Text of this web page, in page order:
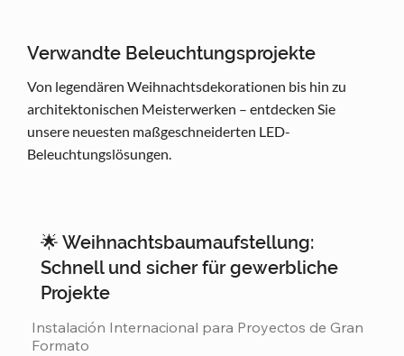
Verwandte Beleuchtungsprojekte
Von legendären Weihnachtsdekorationen bis hin zu
architektonischen Meisterwerken – entdecken Sie
unsere neuesten maßgeschneiderten LED-
Beleuchtungslösungen.
🌟 Weihnachtsbaumaufstellung:
Schnell und sicher für gewerbliche
Projekte
Instalación Internacional para Proyectos de Gran
Formato